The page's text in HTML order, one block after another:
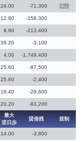
24.00 -71,300 停止
12.80 -158,300
9.60 -213,400
39.20 -3,100
4.00 -1,749,400
25.60 -67,500
25.60 -2,400
19.40 -29,600
20.20 -83,200
最大
逆日歩
貸借残 規制
14.00 -3,800